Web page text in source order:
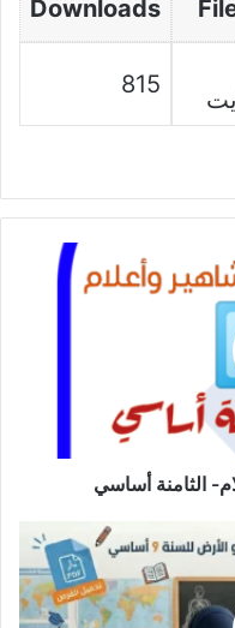
Downloads
815
الثامنة أساسي